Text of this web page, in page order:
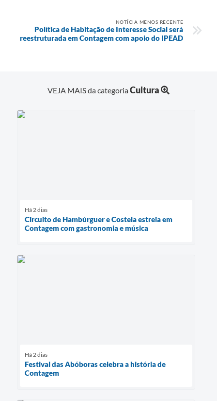
NOTÍCIA MENOS RECENTE
Política de Habitação de Interesse Social será
reestruturada em Contagem com apoio do IPEAD
VEJA MAIS da categoriaCultura
Há 2 dias
Circuito de Hambúrguer e Costela estreia em
Contagem com gastronomia e música
Há 2 dias
Festival das Abóboras celebra a história de
Contagem